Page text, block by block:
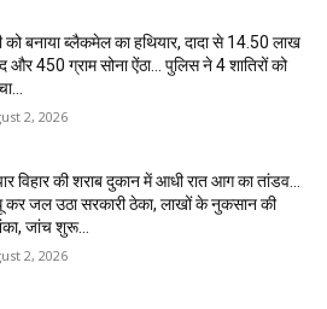
को बनाया ब्लैकमेल का हथियार, दादा से 14.50 लाख
और 450 ग्राम सोना ऐंठा… पुलिस ने 4 शातिरों को
2, 2026
विहार की शराब दुकान में आधी रात आग का तांडव…
कर जल उठा सरकारी ठेका, लाखों के नुकसान की
जांच शुरू…
2, 2026